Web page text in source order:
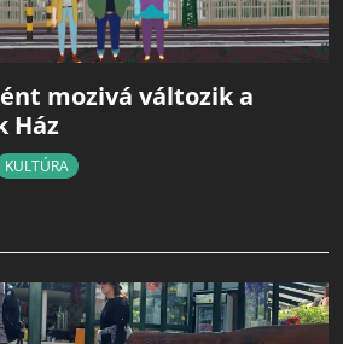
mozivá változik a
Ház
KULTÚRA